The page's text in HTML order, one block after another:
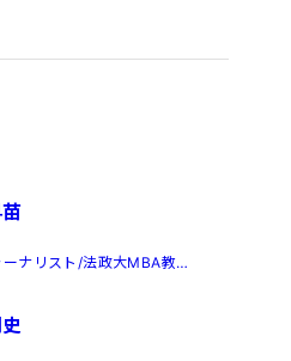
ナリスト/法政大MBA教